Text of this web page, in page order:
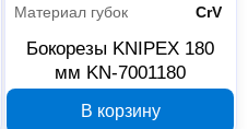
Материал губок
CrV
Бокорезы KNIPEX 180
мм KN-7001180
В корзину